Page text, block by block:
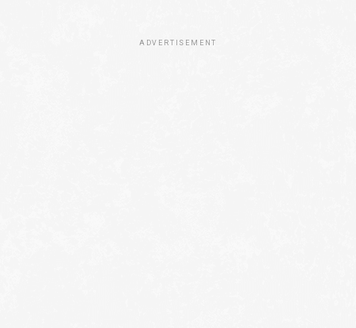
ADVERTISEMENT